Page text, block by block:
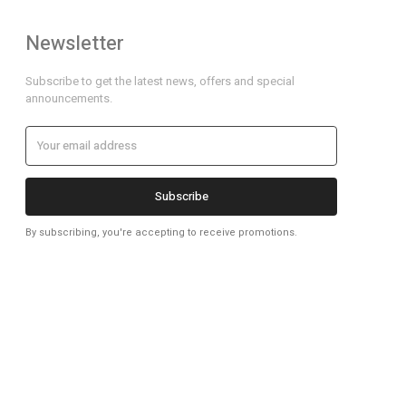
Newsletter
Subscribe to get the latest news, offers and special
announcements.
Subscribe
By subscribing, you're accepting to receive promotions.